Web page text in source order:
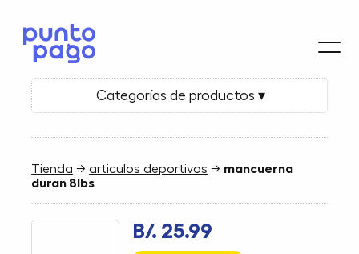
Categorías de productos ▾
Tienda →articulos deportivos → mancuerna
duran 8lbs
B/. 25.99